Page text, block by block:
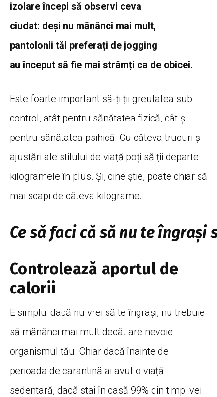
izolareîncepi să observi ceva
ciudat: deși nu mănânci mai mult,
pantolonii tăi preferați de jogging
auînceput să fie mai strâmți ca de obicei.
Este foarte important să-ți ții greutatea sub
control, atât pentru sănătatea fizică, cât și
pentru sănătatea psihică. Cu câteva trucuri și
ajustări ale stilului de viață poți să ții departe
kilogramele în plus. Și, cine știe, poate chiar să
mai scapi de câteva kilograme.
Cesă facicăsănuteîngrași
Controlează aportul de
calorii
E simplu: dacă nu vrei să te îngrași, nu trebuie
să mănânci mai mult decât are nevoie
organismul tău. Chiar dacă înainte de
perioada de carantină ai avut o viață
sedentară, dacă stai în casă 99% din timp, vei